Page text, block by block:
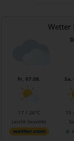
Wetter
Fr, 07.08.
17 / 26°C
Leicht bewölkt
Sa,
15